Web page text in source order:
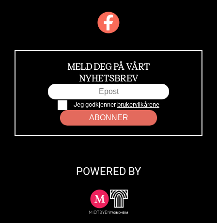
MELD DEG PÅ VÅRT
NYHETSBREV
Jeg godkjenner brukervilkårene
ABONNER
POWERED BY